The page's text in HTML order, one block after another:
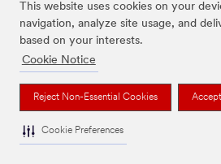
This website uses cookies on your
navigation, analyze site usage, and
based on your interests.
Cookie Notice
Reject Non-Essential Cookies
Cookie Preferences